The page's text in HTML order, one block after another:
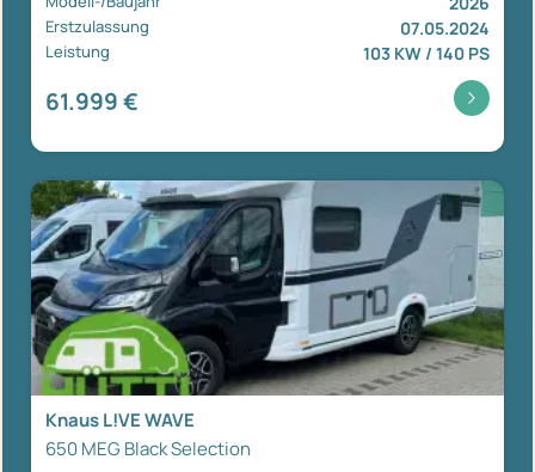
Erstzulassung 07.05.2024
Leistung 103 KW / 140 PS
61.999 €
Knaus L!VE WAVE
650 MEG Black Selection